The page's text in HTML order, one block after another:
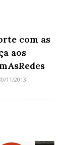
com as
aos
11/2013